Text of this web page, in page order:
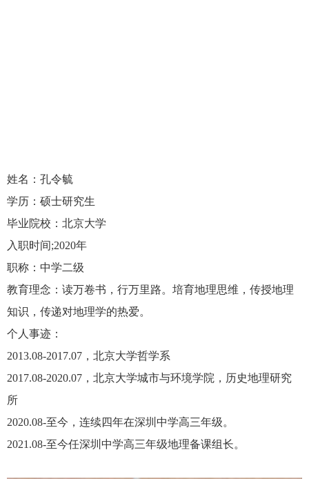
姓名：孔令毓
学历：硕士研究生
毕业院校：北京大学
入职时间;2020年
职称：中学二级
教育理念：读万卷书，行万里路。培育地理思维，传授地理
知识，传递对地理学的热爱。
个人事迹：
2013.08-2017.07 ，北京大学哲学系
2017.08-2020.07 ，北京大学城市与环境学院，历史地理研究
所
2020.08-至今，连续四年在深圳中学高三年级。
2021.08-至今任深圳中学高三年级地理备课组长。